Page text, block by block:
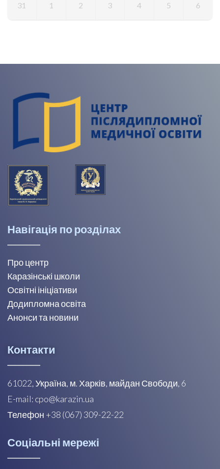
31 1 2 3 4 5 6
Навігація по розділах
Про центр
Каразінські школи
Освітні ініціативи
Додипломна освіта
Анонси та новини
Контакти
61022, Україна, м. Харків, майдан Свободи, 6
E-mail: cpo@karazin.ua
Телефон +38 (067) 309-22-22
Соціальні мережі